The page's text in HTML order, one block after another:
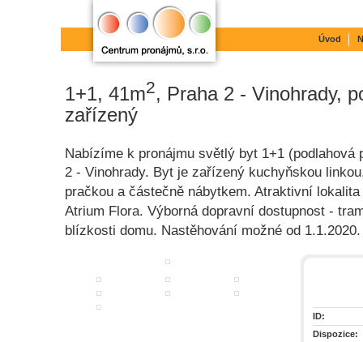
1+1, 41m2, Praha 2 - Vinohrady,
zařízený
Nabízíme k pronájmu světlý byt 1+1 (podlahová
2 - Vinohrady. Byt je zařízený kuchyňskou
pračkou a částečně nábytkem. Atraktivní
Atrium Flora. Výborná dopravní dostupnost -
blízkosti domu. Nastěhování možné od 1.1.2020.
ID:
Dispozice:
Úvod